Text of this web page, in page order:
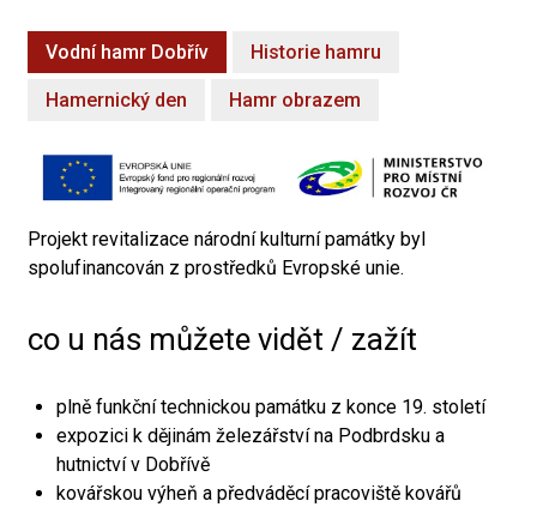
Vodní hamr Dobřív Historie hamru
Hamernický den Hamr obrazem
Projekt revitalizace národní kulturní památky byl
spolufinancován z prostředků Evropské unie.
co u nás můžete vidět / zažít
plně funkční technickou památku z konce 19. století
expozici k dějinám železářství na Podbrdsku a
hutnictví v Dobřívě
kovářskou výheň a předváděcí pracoviště kovářů